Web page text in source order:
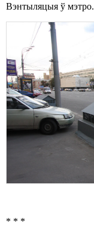
Вэнтыляцыя ў мэтро.
* * *